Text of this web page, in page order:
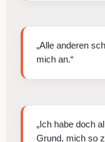
„Alle anderen
mich an.“
„Ich habe doch
Grund, mich so